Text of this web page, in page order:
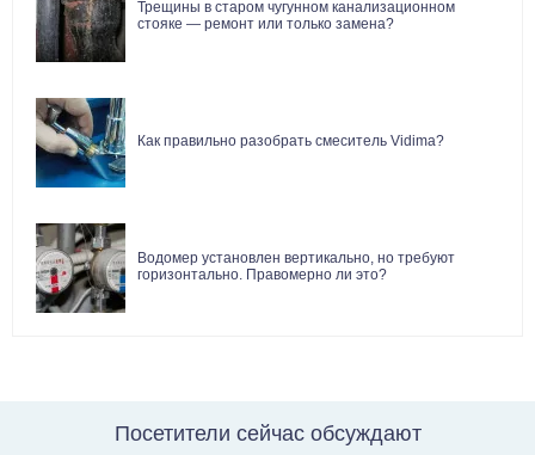
Трещины в старом чугунном канализационном
стояке — ремонт или только замена?
Как правильно разобрать смеситель Vidima?
Водомер установлен вертикально, но требуют
горизонтально. Правомерно ли это?
Посетители сейчас обсуждают